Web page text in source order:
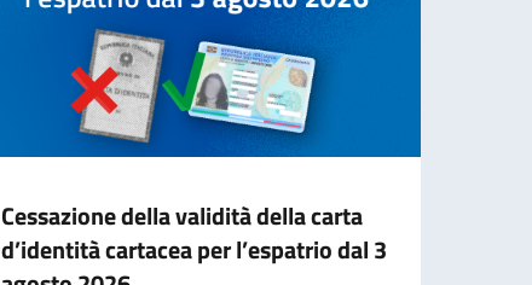
Cessazione della validità della carta
d’identità cartacea per l’espatrio dal 3